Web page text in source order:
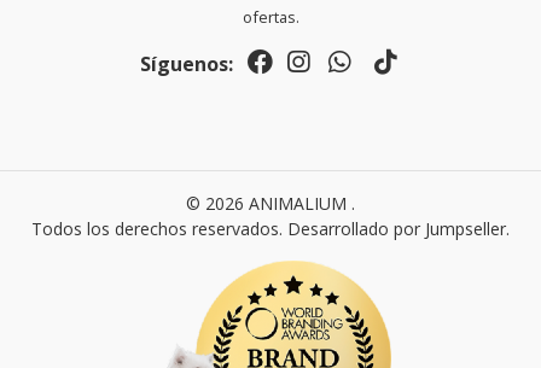
ofertas.
Síguenos:
© 2026 ANIMALIUM .
Todos los derechos reservados. Desarrollado por Jumpseller.